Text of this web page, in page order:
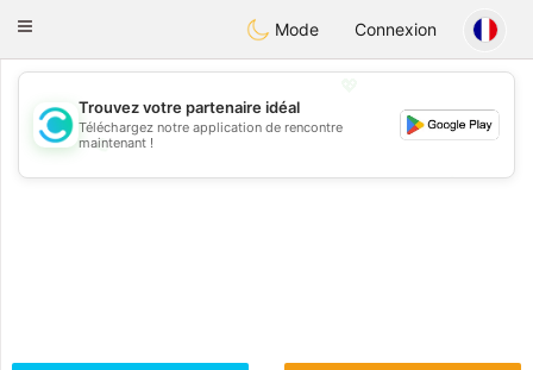
olombiaCitas
Toggle
Mode Connexion
💖
💕
Trouvez votre partenaire idéal
Téléchargez notre application de rencontre
maintenant !